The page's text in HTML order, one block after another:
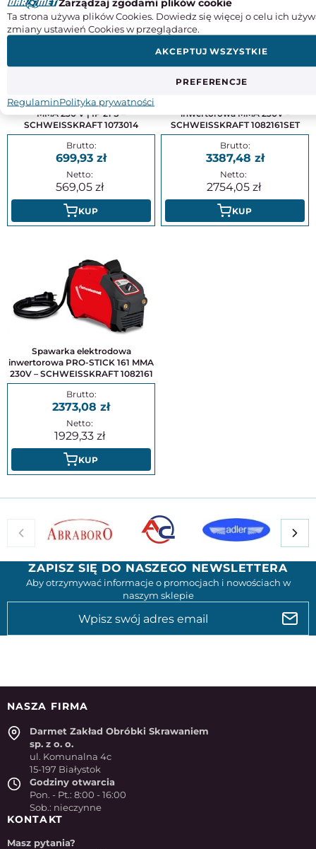
inwertorowa EASY-STICK 141
MMA 230 V | IP 21 S –
SCHWEISSKRAFT 1073014
699,93
569,05
KUP
inwertorowa MMA 230V –
SCHWEISSKRAFT 1082161SET
3387,48
2754,05
KUP
Spawarka elektrodowa
inwertorowa PRO-STICK 161 MMA
230V – SCHWEISSKRAFT 1082161
2373,08
1929,33
KUP
ZAPISZ SIĘ DO NASZEGO NEWSLETTERA
Aby otrzymywać informacje o promocjach i nowościach w
naszym sklepie
NASZA FIRMA
Darmet Zakład Obróbki Skrawaniem
sp. z o. o.
ul. Komunalna 4c
15-197 Białystok
Godziny otwarcia
Pon. - Pt.: 8:00 - 16:00
Sob.: nieczynne
KONTAKT
Masz pytania?
Ta strona używa plików Cookies. Dowiedz się więcej o celu ich
zmiany ustawień Cookies w przeglądarce.
PREFERENCJE
AKCEPTUJ WSZYSTKIE
RegulaminPolityka prywatności